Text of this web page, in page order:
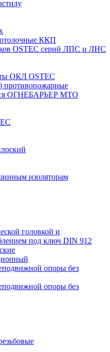
ККП
OSTEC серий ЛПС и ЛНС
ОКЛ OSTEC
противопожарные
ОГНЕБАРЬЕР МТО
изоляторам
головкой и
под ключ DIN 912
опоры без
опоры без